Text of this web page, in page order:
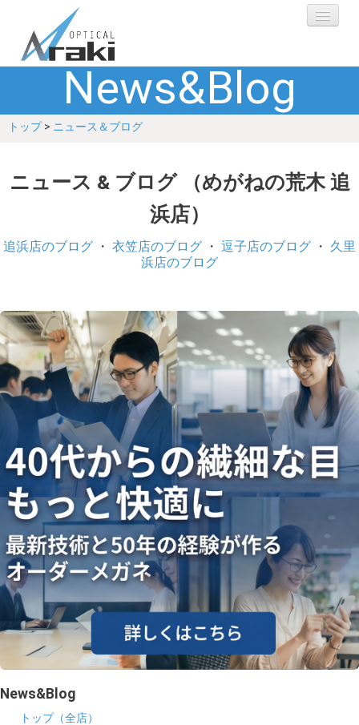
選ばれる理由
ブランド
ショップ
お客さまの声
ギャラリー
コラム
ブログ
採用
News&Blog
トップ> ニュース＆ブログ
ニュース & ブログ （めがねの荒木 追
浜店）
追浜店のブログ ・ 衣笠店のブログ ・ 逗子店のブログ ・ 久里
浜店のブログ
News&Blog
トップ（全店）